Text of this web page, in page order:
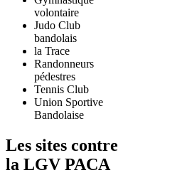
volontaire
Judo Club
bandolais
la Trace
Randonneurs
pédestres
Tennis Club
Union Sportive
Bandolaise
Les sites contre
la LGV PACA